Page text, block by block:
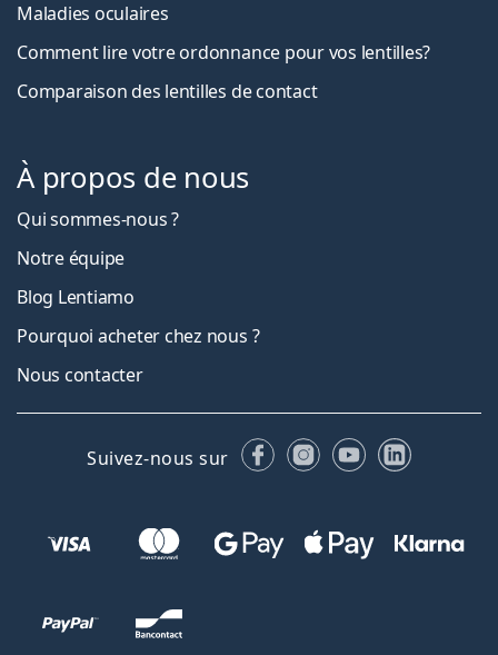
Maladies oculaires
Comment lire votre ordonnance pour vos lentilles?
Comparaison des lentilles de contact
À propos de nous
Qui sommes-nous ?
Notre équipe
Blog Lentiamo
Pourquoi acheter chez nous ?
Nous contacter
Suivez-nous sur FacebookInstagram
YouTubeLinkedIn